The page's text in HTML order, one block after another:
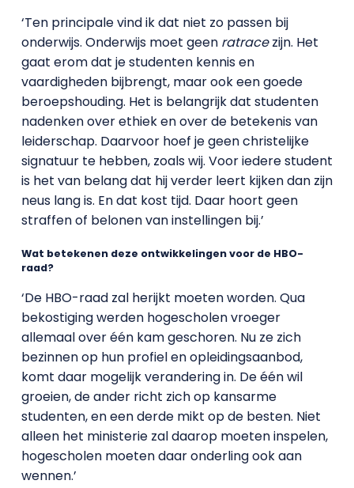
‘Ten principale vind ik dat niet zo passen bij
onderwijs. Onderwijs moet geenratracezijn. Het
gaat erom dat je studenten kennis en
vaardigheden bijbrengt, maar ook een goede
beroepshouding. Het is belangrijk dat studenten
nadenken over ethiek en over de betekenis van
leiderschap. Daarvoor hoef je geen christelijke
signatuur te hebben, zoals wij. Voor iedere student
is het van belang dat hij verder leert kijken dan zijn
neus lang is. En dat kost tijd. Daar hoort geen
straffen of belonen van instellingen bij.’
Wat betekenen deze ontwikkelingen voor de HBO-
raad?
‘De HBO-raad zal herijkt moeten worden. Qua
bekostiging werden hogescholen vroeger
allemaal over één kam geschoren. Nu ze zich
bezinnen op hun profiel en opleidingsaanbod,
komt daar mogelijk verandering in. De één wil
groeien, de ander richt zich op kansarme
studenten, en een derde mikt op de besten. Niet
alleen het ministerie zal daarop moeten inspelen,
hogescholen moeten daar onderling ook aan
wennen.’